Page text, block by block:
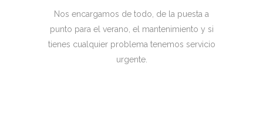
Nos encargamos de todo, de la puesta a
punto para el verano, el mantenimiento y si
tienes cualquier problema tenemos servicio
urgente.